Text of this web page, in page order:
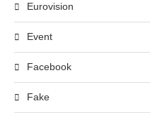
Eurovision
Event
Facebook
Fake